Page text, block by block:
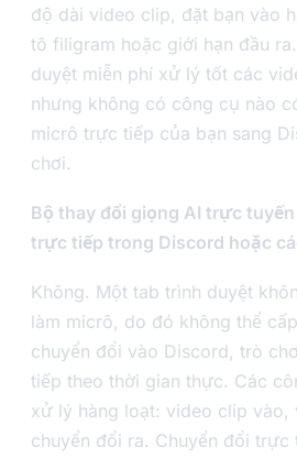
độ dài video clip, đặt bạn vào
tô filigram hoặc giới hạn đầu
duyệt miễn phí xử lý tốt các
nhưng không có công cụ nào
micrô trực tiếp của bạn sang
chơi.
Bộ thay đổi giọng AI trực
trực tiếp trong Discord hoặc
Không. Một tab trình duyệt
làm micrô, do đó không thể
chuyển đổi vào Discord, trò
tiếp theo thời gian thực. Các
xử lý hàng loạt: video clip vào,
chuyển đổi ra. Chuyển đổi trực